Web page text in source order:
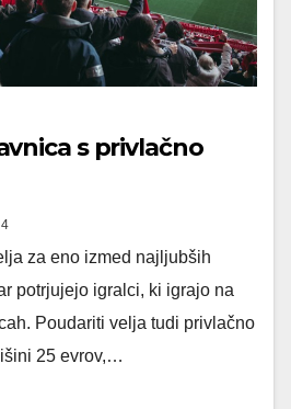
s privlačno
za eno izmed najljubših
potrjujejo igralci, ki igrajo na
Poudariti velja tudi privlačno
25 evrov,…